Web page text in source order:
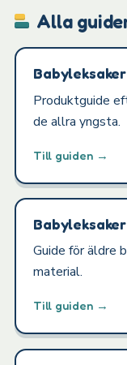
Alla
Produktguide
de allra yngsta.
Till guiden →
Guide för äldre
material.
Till guiden →